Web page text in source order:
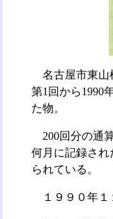
名古屋市東山
第1回から1990
た物。
200回分の通
何月に記録され
られている。
１９９０年１